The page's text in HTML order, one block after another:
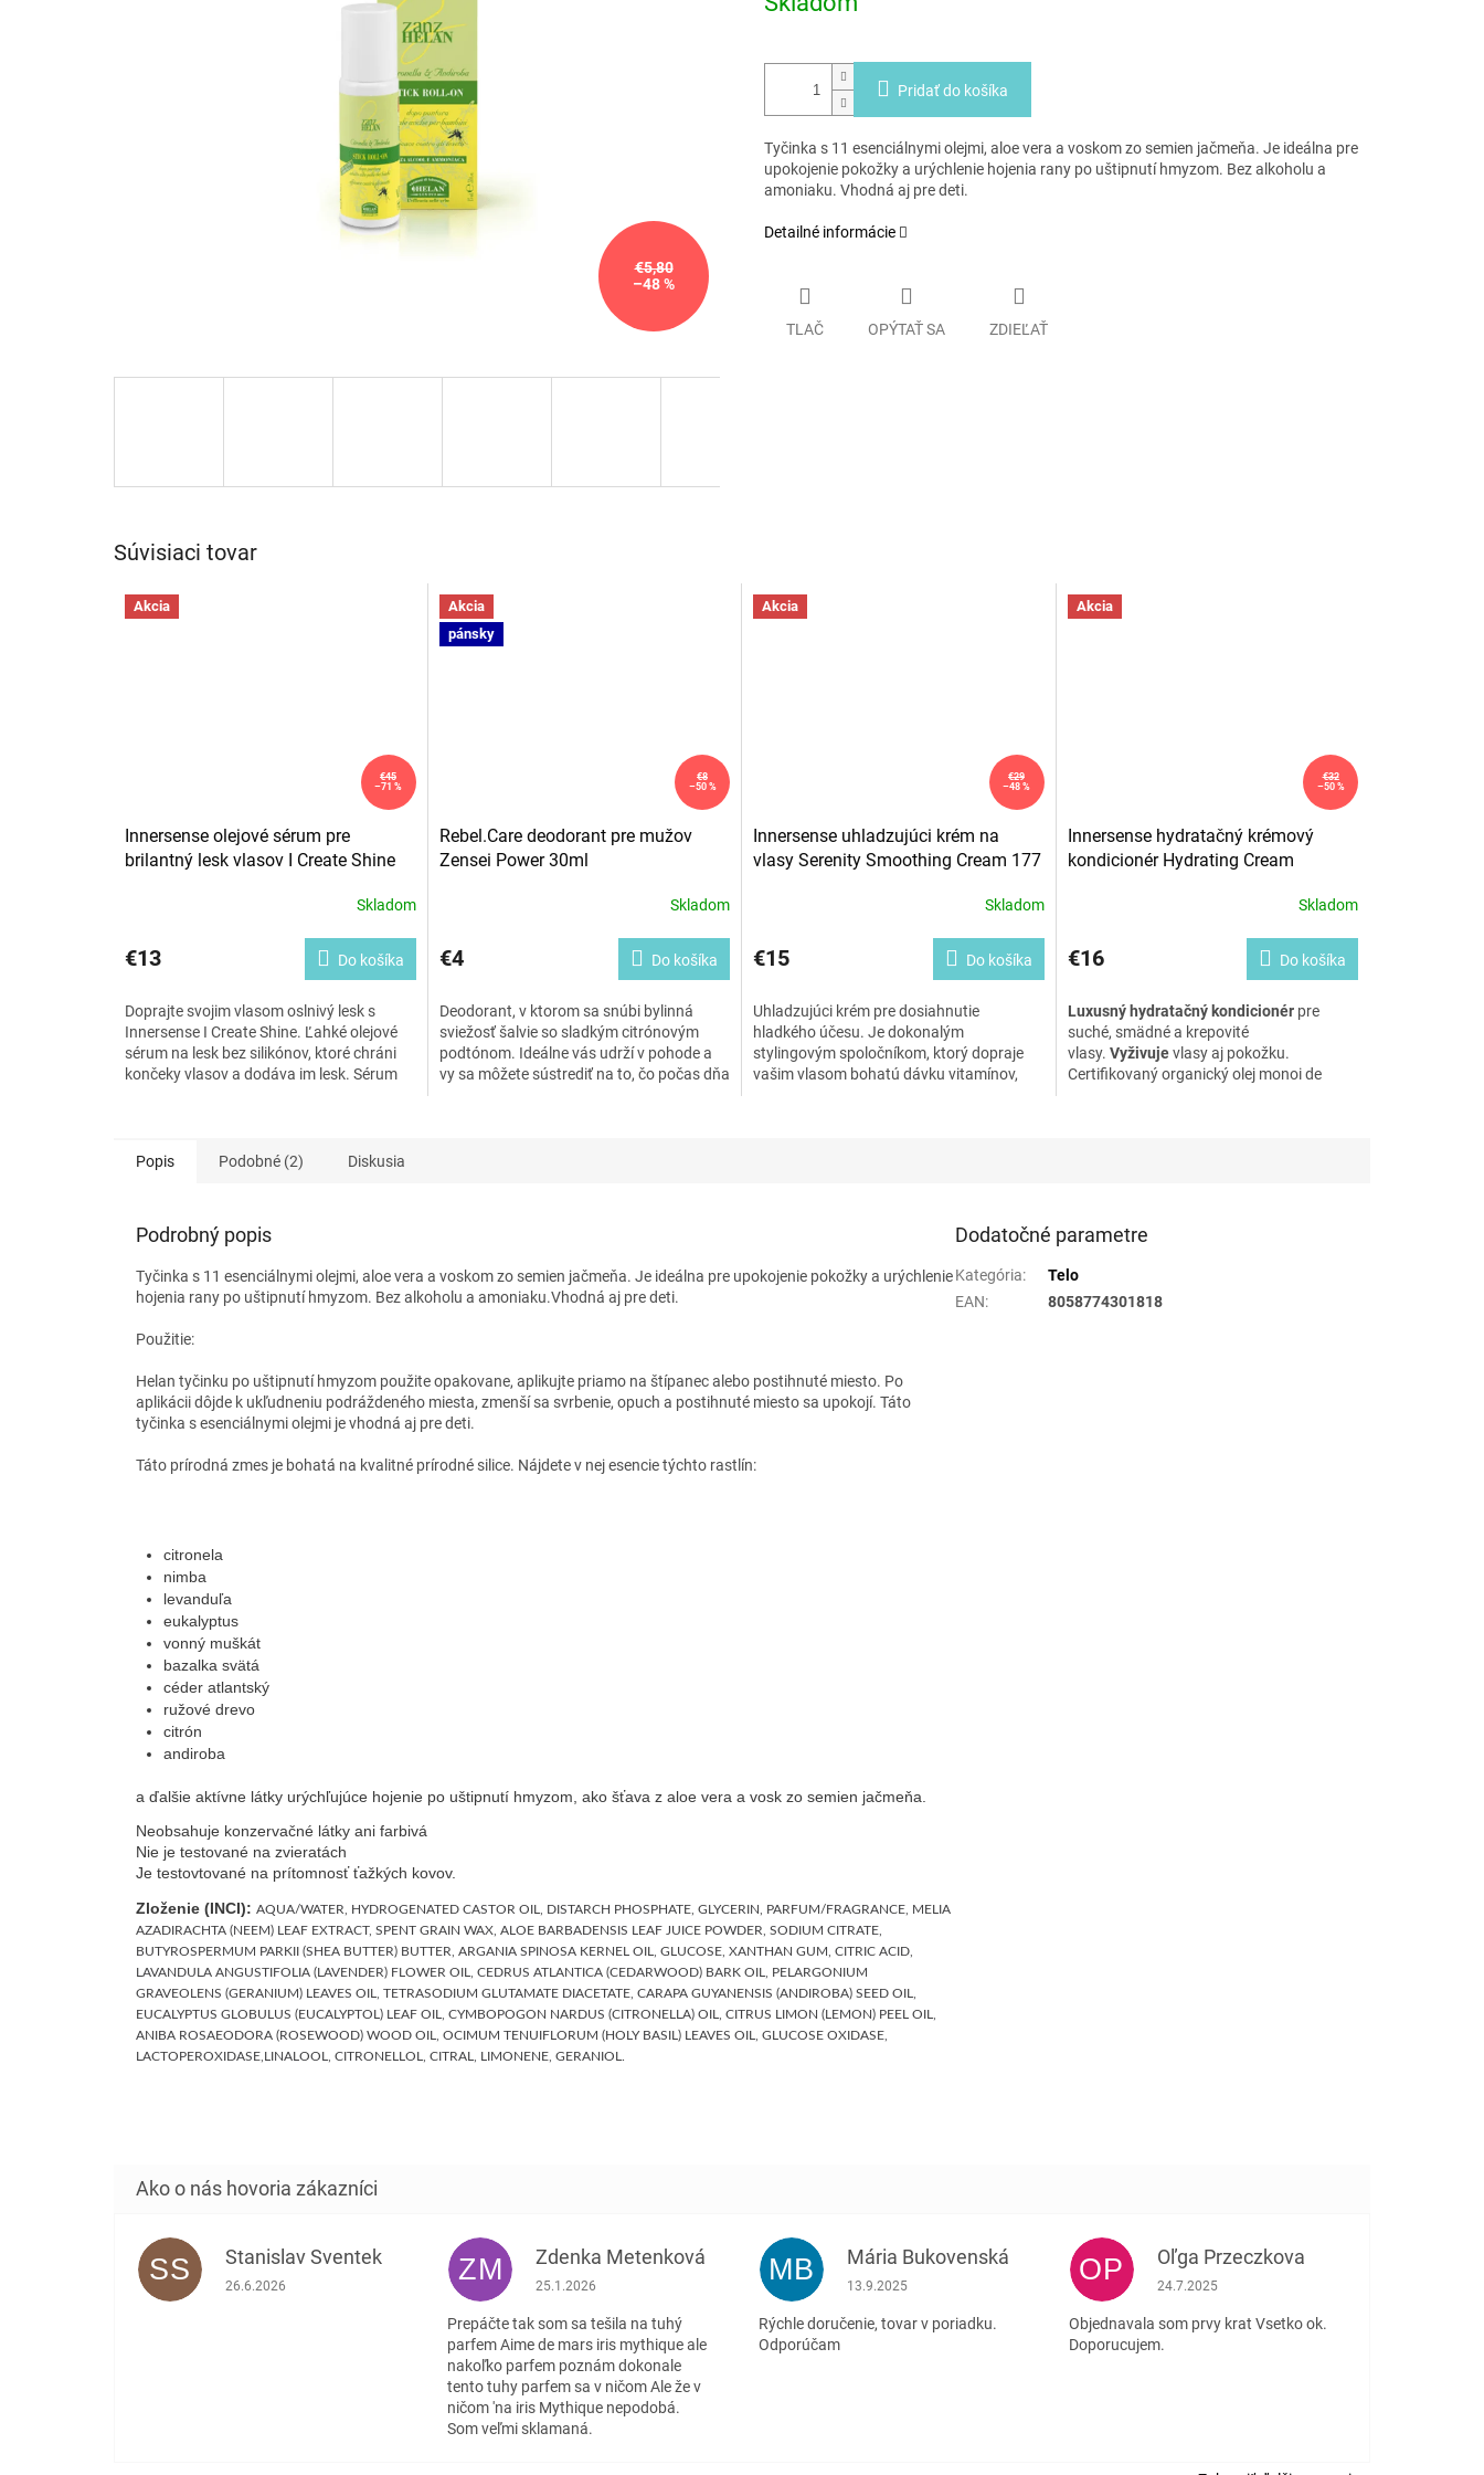
€5,80
–48 %
Pridať do košíka
Tyčinka s 11 esenciálnymi olejmi, aloe vera a voskom zo semien jačmeňa. Je ideálna pre
upokojenie pokožky a urýchlenie hojenia rany po uštipnutí hmyzom. Bez alkoholu a
amoniaku. Vhodná aj pre deti.
Detailné informácie
TLAČ OPÝTAŤ SA ZDIEĽAŤ
Súvisiaci tovar
Akcia
€45
–71 %
Innersense olejové sérum pre
brilantný lesk vlasov I Create Shine
Skladom
€13 Do košíka
Doprajte svojim vlasom oslnivý lesk s
Innersense I Create Shine. Ľahké olejové
sérum na lesk bez silikónov, ktoré chráni
končeky vlasov a dodáva im lesk. Sérum
pre všetky typy vlasov.
Akcia
pánsky
€8
–50 %
Rebel.Care deodorant pre mužov
Zensei Power 30ml
produktu
je
z
5
hviezdičiek.
Skladom
€4 Do košíka
Deodorant, v ktorom sa snúbi bylinná
sviežosť šalvie so sladkým citrónovým
podtónom. Ideálne vás udrží v pohode a
vy sa môžete sústrediť na to, čo počas dňa
Akcia
€29
–48 %
Innersense uhladzujúci krém na
vlasy Serenity Smoothing Cream 177
Skladom
€15 Do košíka
Uhladzujúci krém pre dosiahnutie
hladkého účesu. Je dokonalým
stylingovým spoločníkom, ktorý dopraje
vašim vlasom bohatú dávku vitamínov,
Akcia
€32
–50 %
Innersense hydratačný krémový
kondicionér Hydrating Cream
Skladom
€16 Do košíka
Luxusný hydratačný kondicionérpre
suché, smädné a krepovité
vlasy. Vyživujevlasy aj pokožku.
Certifikovaný organický olej monoi de
Popis Podobné (2) Diskusia
Podrobný popis
Tyčinka s 11 esenciálnymi olejmi, aloe vera a voskom zo semien jačmeňa. Je ideálna pre upokojenie pokožky a urýchlenie
hojenia rany po uštipnutí hmyzom. Bez alkoholu a amoniaku.Vhodná aj pre deti.
Použitie:
Helan tyčinku po uštipnutí hmyzom použite opakovane, aplikujte priamo na štípanec alebo postihnuté miesto. Po
aplikácii dôjde k ukľudneniu podráždeného miesta, zmenší sa svrbenie, opuch a postihnuté miesto sa upokojí. Táto
tyčinka s esenciálnymi olejmi je vhodná aj pre deti.
Táto prírodná zmes je bohatá na kvalitné prírodné silice. Nájdete v nej esencie týchto rastlín:
citronela
nimba
levanduľa
eukalyptus
vonný muškát
bazalka svätá
céder atlantský
ružové drevo
citrón
andiroba
a ďalšie aktívne látky urýchľujúce hojenie po uštipnutí hmyzom, ako šťava z aloe vera a vosk zo semien jačmeňa.
Neobsahuje konzervačné látky ani farbivá
Nie je testované na zvieratách
Je testovtované na prítomnosť ťažkých kovov.
Zloženie (INCI): AQUA/WATER, HYDROGENATED CASTOR OIL, DISTARCH PHOSPHATE, GLYCERIN, PARFUM/FRAGRANCE, MELIA
AZADIRACHTA (NEEM) LEAF EXTRACT, SPENT GRAIN WAX, ALOE BARBADENSIS LEAF JUICE POWDER, SODIUM CITRATE,
BUTYROSPERMUM PARKII (SHEA BUTTER) BUTTER, ARGANIA SPINOSA KERNEL OIL, GLUCOSE, XANTHAN GUM, CITRIC ACID,
LAVANDULA ANGUSTIFOLIA (LAVENDER) FLOWER OIL, CEDRUS ATLANTICA (CEDARWOOD) BARK OIL, PELARGONIUM
GRAVEOLENS (GERANIUM) LEAVES OIL, TETRASODIUM GLUTAMATE DIACETATE, CARAPA GUYANENSIS (ANDIROBA) SEED OIL,
EUCALYPTUS GLOBULUS (EUCALYPTOL) LEAF OIL, CYMBOPOGON NARDUS (CITRONELLA) OIL, CITRUS LIMON (LEMON) PEEL OIL,
ANIBA ROSAEODORA (ROSEWOOD) WOOD OIL, OCIMUM TENUIFLORUM (HOLY BASIL) LEAVES OIL, GLUCOSE OXIDASE,
LACTOPEROXIDASE,LINALOOL, CITRONELLOL, CITRAL, LIMONENE, GERANIOL.
Dodatočné parametre
Kategória:
Telo
EAN: 8058774301818
SS Stanislav Sventek
Hodnotenie obchodu je 5 z 5 hviezdičiek.
26.6.2026 ZM Zdenka Metenková
Hodnotenie obchodu je 1 z 5 hviezdičiek.
25.1.2026
Prepáčte tak som sa tešila na tuhý
parfem Aime de mars iris mythique ale
nakoľko parfem poznám dokonale
tento tuhy parfem sa v ničom Ale že v
ničom 'na iris Mythique nepodobá.
Som veľmi sklamaná.
MB Mária Bukovenská
Hodnotenie obchodu je 5 z 5 hviezdičiek.
13.9.2025
Rýchle doručenie, tovar v poriadku.
Odporúčam
OP Oľga Przeczkova
Hodnotenie obchodu je 5 z 5 hviezdičiek.
24.7.2025
Objednavala som prvy krat Vsetko ok.
Doporucujem.